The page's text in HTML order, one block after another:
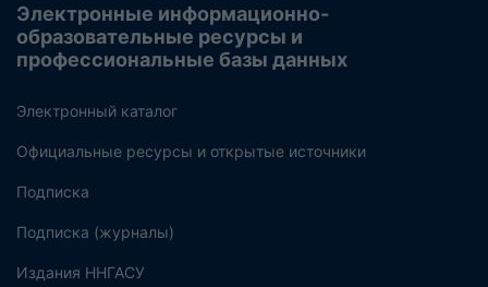
Электронные информационно-
образовательные ресурсы и
профессиональные базы данных
Электронный каталог
Официальные ресурсы и открытые источники
Подписка
Подписка (журналы)
Издания ННГАСУ